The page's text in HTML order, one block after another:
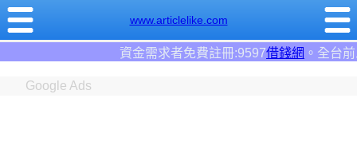
www.articlelike.com
需求者免費註冊:9597借錢網。全台前三大借錢網站！
Google Ads